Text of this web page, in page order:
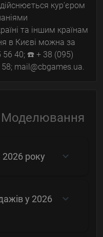
кур'єром
та іншим країнам
в Києві можна за
40; ☎️ + 38 (095)
mail@cbgames.ua.
Моделювання
року
у 2026